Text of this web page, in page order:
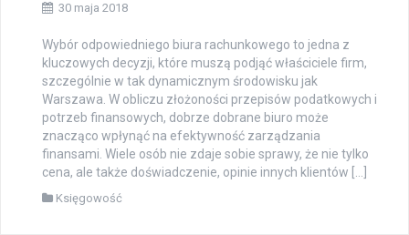
30 maja 2018
Wybór odpowiedniego biura rachunkowego to jedna z
kluczowych decyzji, które muszą podjąć właściciele firm,
szczególnie w tak dynamicznym środowisku jak
Warszawa. W obliczu złożoności przepisów podatkowych i
potrzeb finansowych, dobrze dobrane biuro może
znacząco wpłynąć na efektywność zarządzania
finansami. Wiele osób nie zdaje sobie sprawy, że nie tylko
cena, ale także doświadczenie, opinie innych klientów […]
Księgowość